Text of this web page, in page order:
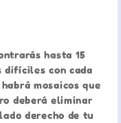
hasta 15
difíciles con cada
mosaicos que
deberá eliminar
derecho de tu